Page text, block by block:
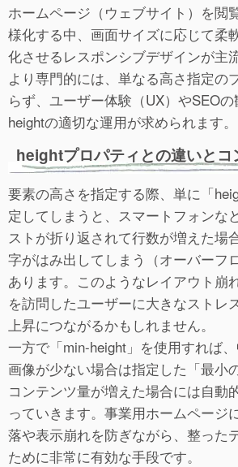
ホームページ（ウェブサイト）を閲
様化する中、画面サイズに応じて柔
化させるレスポンシブデザインが主
より専門的には、単なる高さ指定の
らず、ユーザー体験（UX）やSEO
heightの適切な運用が求められます。
heightプロパティとの違いとコ
要素の高さを指定する際、単に「
定してしまうと、スマートフォンな
ストが折り返されて行数が増えた場
字がはみ出してしまう（オーバーフ
あります。このようなレイアウト崩
を訪問したユーザーに大きなストレ
上昇につながるかもしれません。
一方で「min-height」を使用すれば
画像が少ない場合は指定した「最小
コンテンツ量が増えた場合には自動
っていきます。事業用ホームページ
落や表示崩れを防ぎながら、整った
ために非常に有効な手段です。